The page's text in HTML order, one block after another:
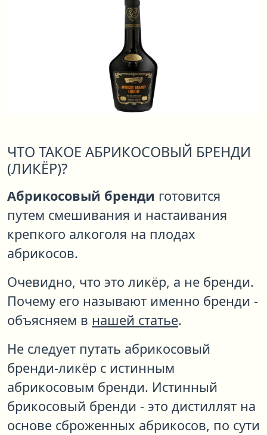
ЧТО ТАКОЕ АБРИКОСОВЫЙ БРЕНДИ
(ЛИКЁР)?
Абрикосовый бренди готовится
путем смешивания и настаивания
крепкого алкоголя на плодах
абрикосов.
Очевидно, что это ликёр, а не бренди.
Почему его называют именно бренди -
объясняем в нашей статье.
Не следует путать абрикосовый
бренди-ликёр с истинным
абрикосовым бренди. Истинный
брикосовый бренди - это дистиллят на
основе сброженных абрикосов, по сути